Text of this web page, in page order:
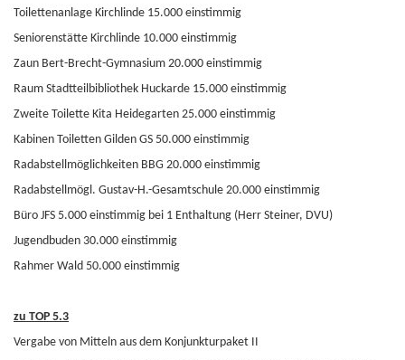
Toilettenanlage Kirchlinde 15.000 einstimmig
Seniorenstätte Kirchlinde 10.000 einstimmig
Zaun Bert-Brecht-Gymnasium 20.000 einstimmig
Raum Stadtteilbibliothek Huckarde 15.000 einstimmig
Zweite Toilette Kita Heidegarten 25.000 einstimmig
Kabinen Toiletten Gilden GS 50.000 einstimmig
Radabstellmöglichkeiten BBG 20.000 einstimmig
Radabstellmögl. Gustav-H.-Gesamtschule 20.000 einstimmig
Büro JFS 5.000 einstimmig bei 1 Enthaltung (Herr Steiner, DVU)
Jugendbuden 30.000 einstimmig
Rahmer Wald 50.000 einstimmig
zu TOP 5.3
Vergabe von Mitteln aus dem Konjunkturpaket II